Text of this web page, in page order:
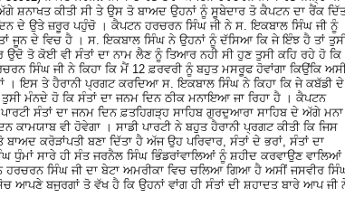
ਸ਼ਨਾਖਤ ਕੀਤੀ ਸੀ ਤੇ ਉਸ ਤੋ ਬਾਅਦ ਉਹਨਾਂ ਨੂੰ ਸੂਬੇਦਾਰ ਤੋ ਕੈਪਟਨ ਦਾ ਰੈਂਕ
ਦੇ ਉਤੇ ਜ਼ਰੂਰ ਪਹੁੰਚੋ । ਕੈਪਟਨ ਹਰਚਰਨ ਸਿੰਘ ਜੀ ਨੇ ਸ. ਇਕਬਾਲ ਸਿੰਘ ਜੀ ਨੂੰ
ਤਾਂ ਜੂਨ ਦੇ ਵਿਚ ਹੈ । ਸ. ਇਕਬਾਲ ਸਿੰਘ ਨੇ ਉਹਨਾਂ ਨੂੰ ਦੱਸਿਆ ਕਿ ਜੇ ਇੰਝ ਹੈ ਤਾਂ
ਤੋ ਕੋਈ ਵੀ ਸੰਤਾਂ ਦਾ ਨਾਮ ਲੈਣ ਨੂੰ ਤਿਆਰ ਨਹੀ ਸੀ ਹੁਣ ਤੁਸੀ ਕਹਿ ਰਹੇ ਹੋ ਕਿ
ਸਿੰਘ ਜੀ ਨੇ ਕਿਹਾ ਕਿ ਮੈਂ 12 ਫ਼ਰਵਰੀ ਨੂੰ ਬਹੁਤ ਮਸਰੂਫ ਹੋਵਾਂਗਾ ਕਿਉਂਕਿ
। ਇਸ ਤੇ ਹੈਰਾਨੀ ਪ੍ਰਗਟ ਕਰਦਿਆ ਸ. ਇਕਬਾਲ ਸਿੰਘ ਨੇ ਕਿਹਾ ਕਿ ਜੇ ਕਬੱਡੀ ਦੇ
ਮੰਨਦੇ ਹੋ ਕਿ ਸੰਤਾਂ ਦਾ ਜਨਮ ਦਿਨ ਠੀਕ ਮਨਾਇਆ ਜਾ ਰਿਹਾ ਹੈ । ਕੈਪਟਨ
ਸੰਤਾਂ ਦਾ ਜਨਮ ਦਿਨ ਫ਼ਤਹਿਗੜ੍ਹ ਸਾਹਿਬ ਗੁਰਦੁਆਰਾ ਸਾਹਿਬ ਦੇ ਅੱਗੇ ਮਨਾ
ਵੀ ਹੋਵੇਗਾ । ਸਾਡੀ ਪਾਰਟੀ ਨੇ ਬਹੁਤ ਹੈਰਾਨੀ ਪ੍ਰਗਟ ਕੀਤੀ ਕਿ ਜਿਸ
ਕਰੋੜਾਂਪਤੀ ਬਣਾ ਦਿੱਤਾ ਹੈ ਅੱਜ ਉਹ ਪਰਿਵਾਰ, ਸੰਤਾਂ ਦੇ ਭਰਾਂ, ਸੰਤਾਂ ਦਾ
ਧੁੰਮਾਂ ਸਾਰੇ ਹੀ ਸੰਤ ਜਰਨੈਲ ਸਿੰਘ ਭਿੰਡਰਾਂਵਾਲਿਆਂ ਨੂੰ ਸ਼ਹੀਦ ਕਰਵਾਉਣ ਵਾਲਿਆਂ
ਸਿੰਘ ਜੀ ਦਾ ਬੇਟਾ ਅਮਰੀਕਾ ਵਿਚ ਚਲਿਆ ਗਿਆ ਹੈ ਅਸੀਂ ਜਸਵੀਰ
ਆਪਣੇ ਬਜੁਰਗਾਂ ਤੋ ਵੱਖ ਹੈ ਕਿ ਉਹਨਾਂ ਵਾਂਗ ਹੀ ਸੰਤਾਂ ਦੀ ਸ਼ਹਾਦਤ ਬਾਰੇ ਆਪ ਜੀ